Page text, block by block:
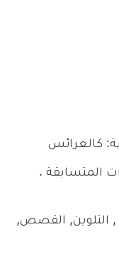
كالعرائس
المتسابقة .
, التلوين, القصص,